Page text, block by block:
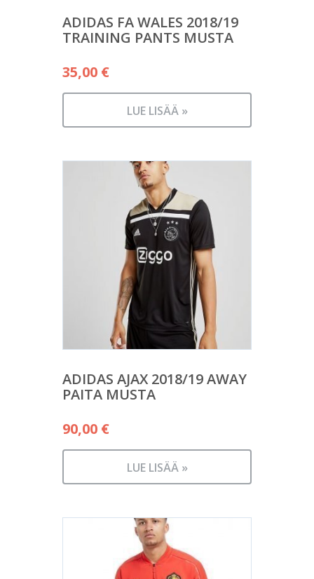
ADIDAS FA WALES 2018/19
TRAINING PANTS MUSTA
35,00 €
LUE LISÄÄ »
ADIDAS AJAX 2018/19 AWAY
PAITA MUSTA
90,00 €
LUE LISÄÄ »